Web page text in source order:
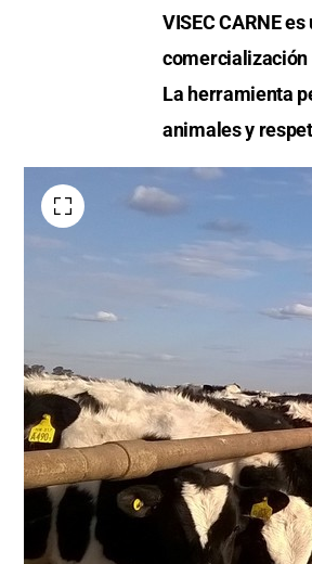
VISEC CARNE
La herramienta
animales y